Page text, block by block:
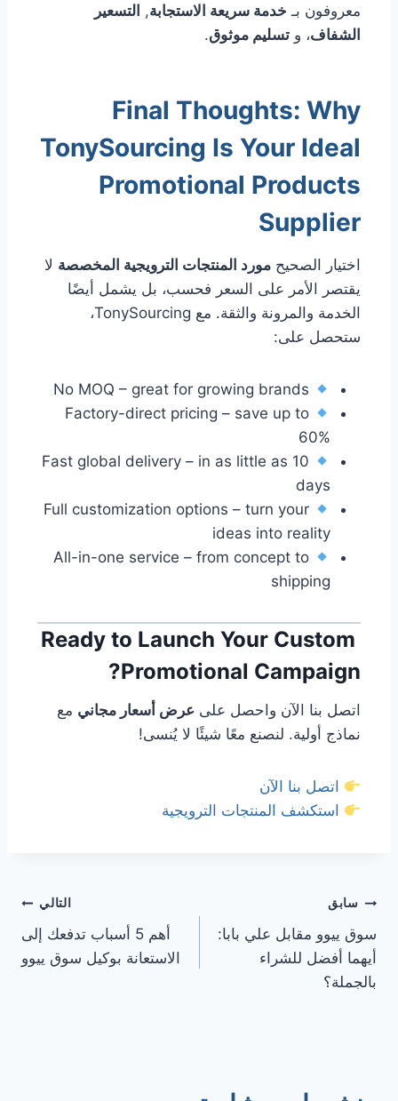
معروفون بـ خدمة سريعة الاستجابة, التسعير
الشفاف، و تسليم موثوق.
Final Thoughts: Why
TonySourcing Is Your Ideal
Promotional Products
Supplier
اختيار الصحيح مورد المنتجات الترويجية المخصصة لا
يقتصر الأمر على السعر فحسب، بل يشمل أيضًا
الخدمة والمرونة والثقة. مع TonySourcing،
ستحصل على:
Factory-direct pricing – save up to
60%
Fast global delivery – in as little as 10
days
Full customization options – turn your
ideas into reality
All-in-one service – from concept to
shipping
Ready to Launch Your Custom
Promotional Campaign?
اتصل بنا الآن واحصل على عرض أسعار مجاني مع
نماذج أولية. لنصنع معًا شيئًا لا يُنسى!
اتصل بنا الآن
استكشف المنتجات الترويجية
سابق
سوق ييوو مقابل علي بابا:
أيهما أفضل للشراء
بالجملة؟
التالي
أهم 5 أسباب تدفعك إلى
الاستعانة بوكيل سوق ييوو